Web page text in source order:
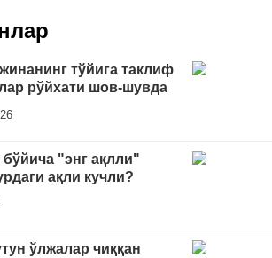
тўйига таклиф
рўйхати шов-шувда
бўйича "энг ақлли"
ақли кучли?
ўлжалар чиққан